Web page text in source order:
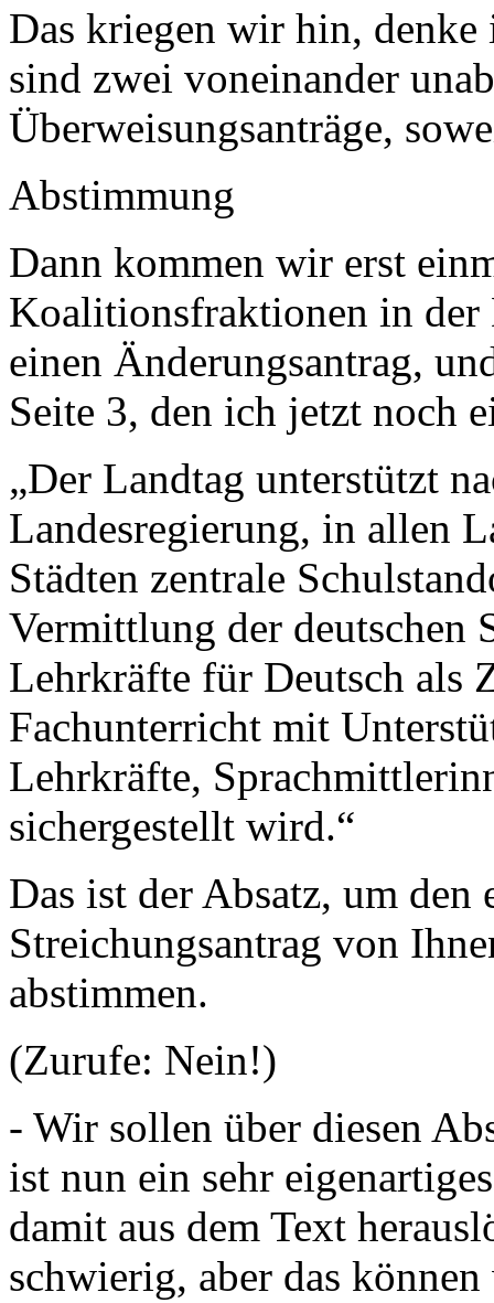
Das kriegen wir hin,
sind zwei voneinander
Überweisungsanträge,
Abstimmung
Dann kommen wir erst
Koalitionsfraktionen in der
einen Änderungsantrag,
Seite 3, den ich jetzt noch
„Der Landtag unterstützt
Landesregierung, in allen
Städten zentrale
Vermittlung der deutschen
Lehrkräfte für Deutsch als
Fachunterricht mit
Lehrkräfte,
sichergestellt wird.“
Das ist der Absatz, um den
Streichungsantrag von
abstimmen.
(Zurufe: Nein!)
- Wir sollen über diesen
ist nun ein sehr
damit aus dem Text
schwierig, aber das